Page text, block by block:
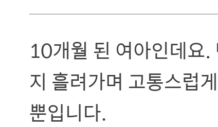
10개월 된 여아인데요.
지 흘려가며 고통스럽
뿐입니다.